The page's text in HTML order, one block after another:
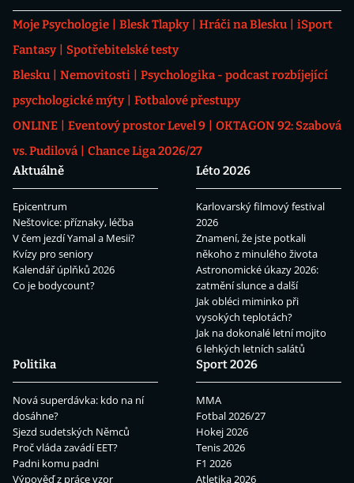
Moje Psychologie Blesk Tlapky Hráči na Blesku
iSport
Fantasy
Spotřebitelské testy
Blesku
Nemovitosti
Psychologika - podcast rozbíjející
psychologické mýty
Fotbalové přestupy
ONLINE
Eventový prostor Level 9
OKTAGON 92: Szabová
vs. Pudilová
Chance Liga 2026/27
Aktuálně
Epicentrum
Neštovice: příznaky, léčba
V čem jezdí Yamal a Mesii?
Kvízy pro seniory
Kalendář úplňků 2026
Co je bodycount?
Léto 2026
Karlovarský filmový festival
2026
Znamení, že jste potkali
někoho z minulého života
Astronomické úkazy 2026:
zatmění slunce a další
Jak obléci miminko při
vysokých teplotách?
Jak na dokonalé letní mojito
6 lehkých letních salátů
Politika
Nová superdávka: kdo na ní
dosáhne?
Sjezd sudetských Němců
Proč vláda zavádí EET?
Padni komu padni
Výpověď z práce vzor
Sport 2026
MMA
Fotbal 2026/27
Hokej 2026
Tenis 2026
F1 2026
Atletika 2026